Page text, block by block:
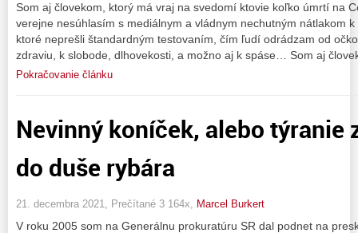
Som aj človekom, ktorý má vraj na svedomí ktovie koľko úmrtí na
verejne nesúhlasím s mediálnym a vládnym nechutným nátlakom
ktoré neprešli štandardným testovaním, čím ľudí odrádzam od
zdraviu, k slobode, dlhovekosti, a možno aj k spáse… Som aj
Pokračovanie článku
Nevinný koníček, alebo týranie
do duše rybára
21. decembra 2021, Prečítané 3 164x, Marcel Burkert
V roku 2005 som na Generálnu prokuratúru SR dal podnet na